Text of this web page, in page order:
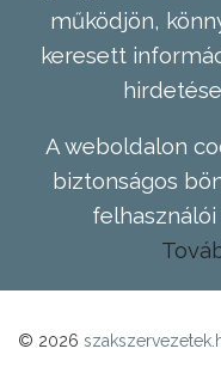
működjön,
keresett
A weboldalon
biztonságos
© 2026